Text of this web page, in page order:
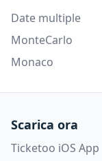
Date multiple
MonteCarlo
Monaco
Scarica ora
Ticketoo iOS App